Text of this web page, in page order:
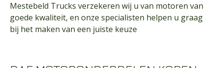
Mestebeld Trucks verzekeren wij u van motoren van
goede kwaliteit, en onze specialisten helpen u graag
bij het maken van een juiste keuze